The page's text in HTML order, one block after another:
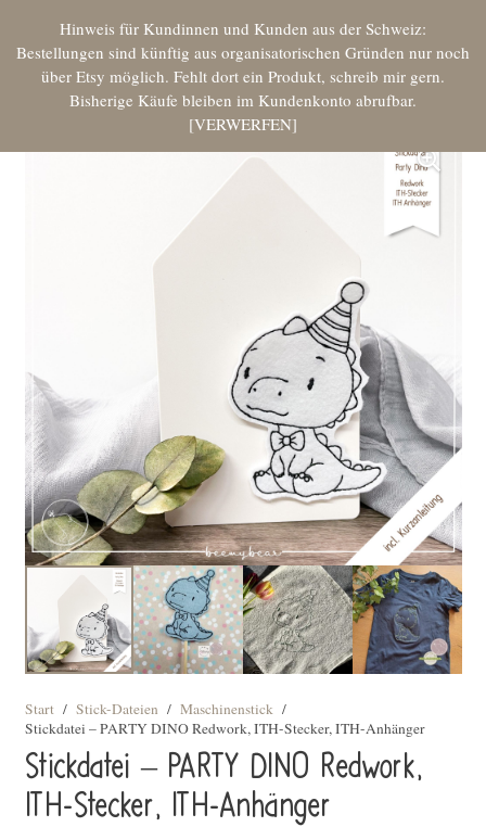
Hinweis für Kundinnen und Kunden aus der Schweiz:
Bestellungen sind künftig aus organisatorischen Gründen nur noch
über Etsy möglich. Fehlt dort ein Produkt, schreib mir gern.
Bisherige Käufe bleiben im Kundenkonto abrufbar.
VERWERFEN
Start / Stick-Dateien / Maschinenstick /
Stickdatei – PARTY DINO Redwork, ITH-Stecker, ITH-Anhänger
Stickdatei – PARTY DINO Redwork,
ITH-Stecker, ITH-Anhänger